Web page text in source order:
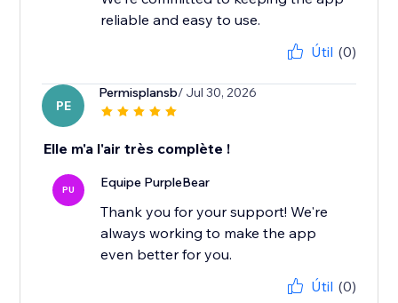
reliable and easy to use.
Útil (0)
PE
Permisplansb/ Jul 30, 2026
Elle m'a l'air très complète !
PU Equipe PurpleBear
Thank you for your support! We're
always working to make the app
even better for you.
Útil (0)